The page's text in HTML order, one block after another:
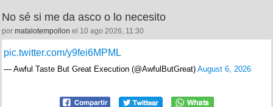
No sé si me da asco o lo necesito
por matalotempollon el 10 ago 2026, 11:30
pic.twitter.com/y9fei6MPML
— Awful Taste But Great Execution (@AwfulButGreat) August 6, 2026